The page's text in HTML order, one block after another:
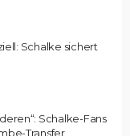
Schalke sichert
Schalke-Fans
Transfer